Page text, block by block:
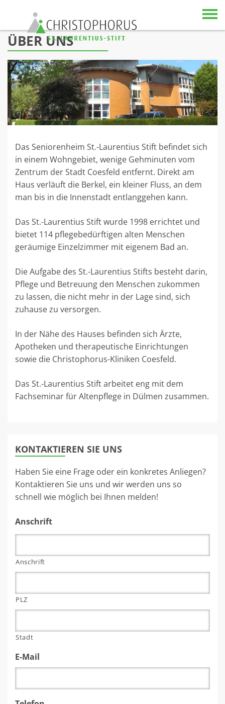
Skip to content
ÜBER UNS
Das Seniorenheim St.-Laurentius Stift befindet sich
in einem Wohngebiet, wenige Gehminuten vom
Zentrum der Stadt Coesfeld entfernt. Direkt am
Haus verläuft die Berkel, ein kleiner Fluss, an dem
man bis in die Innenstadt entlanggehen kann.
Das St.-Laurentius Stift wurde 1998 errichtet und
bietet 114 pflegebedürftigen alten Menschen
geräumige Einzelzimmer mit eigenem Bad an.
Die Aufgabe des St.-Laurentius Stifts besteht darin,
Pflege und Betreuung den Menschen zukommen
zu lassen, die nicht mehr in der Lage sind, sich
zuhause zu versorgen.
In der Nähe des Hauses befinden sich Ärzte,
Apotheken und therapeutische Einrichtungen
sowie die Christophorus-Kliniken Coesfeld.
Das St.-Laurentius Stift arbeitet eng mit dem
Fachseminar für Altenpflege in Dülmen zusammen.
KONTAKTIEREN SIE UNS
Haben Sie eine Frage oder ein konkretes Anliegen?
Kontaktieren Sie uns und wir werden uns so
schnell wie möglich bei Ihnen melden!
Anschrift
Anschrift
PLZ
Stadt
E-Mail